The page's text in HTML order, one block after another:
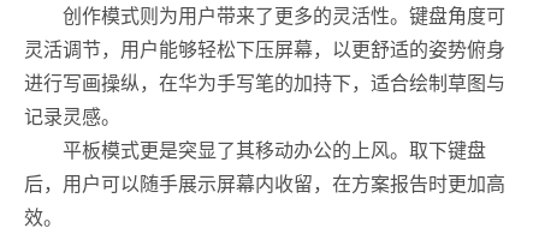
创作模式则为用户带来了更多的灵活性。键盘角度可
灵活调节，用户能够轻松下压屏幕，以更舒适的姿势俯身
进行写画操纵，在华为手写笔的加持下，适合绘制草图与
记录灵感。
平板模式更是突显了其移动办公的上风。取下键盘
后，用户可以随手展示屏幕内收留，在方案报告时更加高
效。